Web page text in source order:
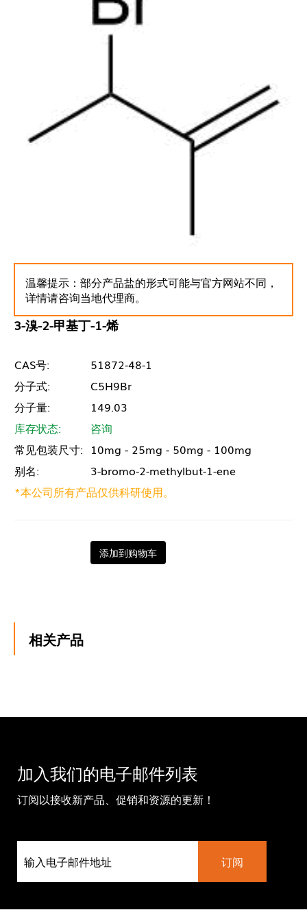
温馨提示：部分产品盐的形式可能与官方网站不同，
详情请咨询当地代理商。
3-溴-2-甲基丁-1-烯
CAS号:
51872-48-1
分子式:
C5H9Br
分子量:
149.03
库存状态:
咨询
常见包装尺寸: 10mg - 25mg - 50mg - 100mg
别名:
3-bromo-2-methylbut-1-ene
*本公司所有产品仅供科研使用。
添加到购物车
相关产品
加入我们的电子邮件列表
订阅以接收新产品、促销和资源的更新！